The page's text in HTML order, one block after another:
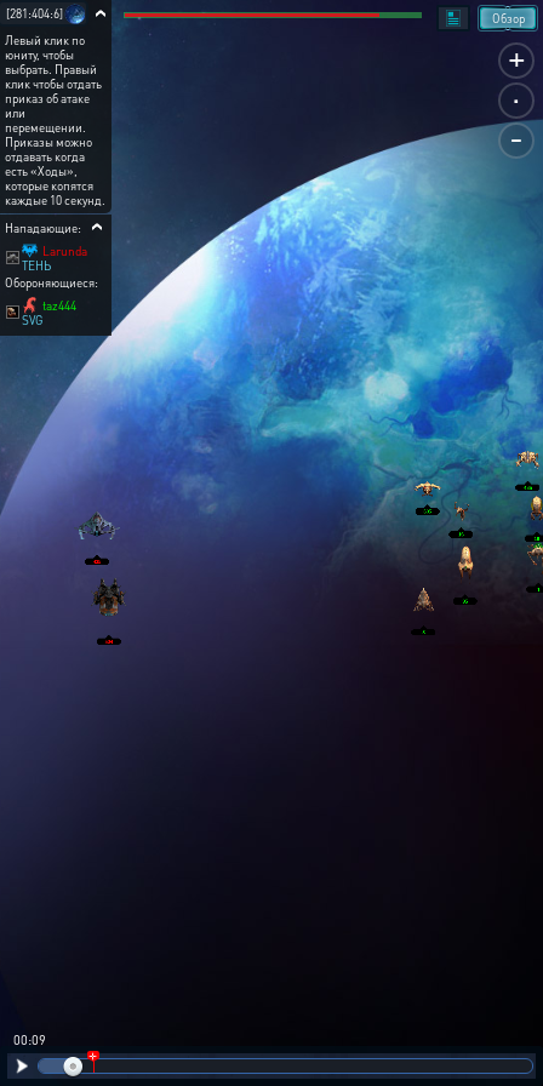
+
.
-
Обзор
[281:404:6]
Левый клик по
юниту, чтобы
выбрать. Правый
клик чтобы отдать
приказ об атаке
или
перемещении.
Приказы можно
отдавать когда
есть «Ходы»,
которые копятся
каждые 10 секунд.
Нападающие:
Larunda
ТЕНЬ
Обороняющиеся:
taz444
SVG
00:09